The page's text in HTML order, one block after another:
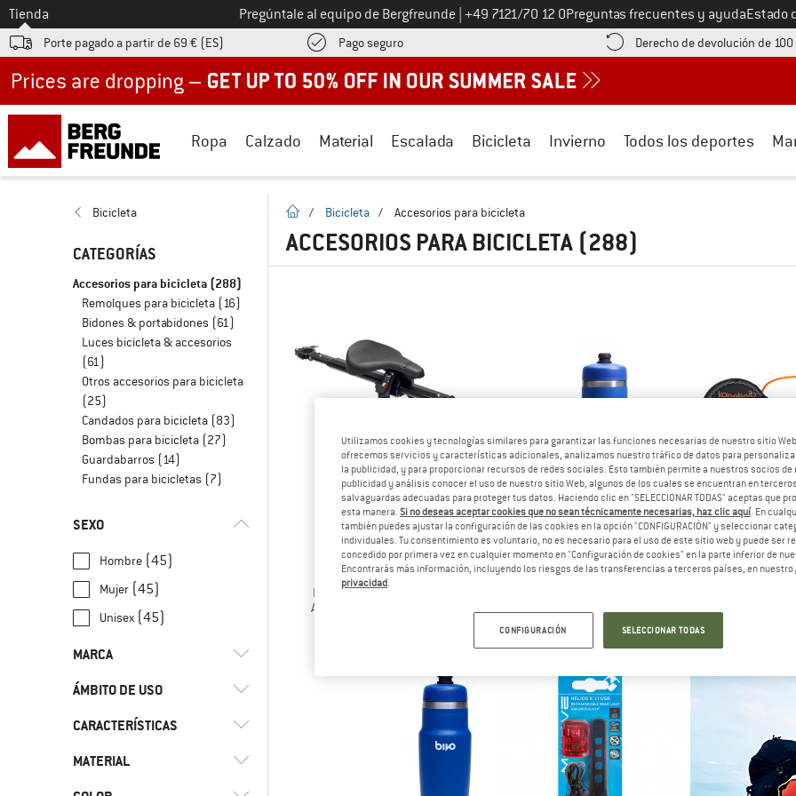
A la
Tienda Pregúntale al equipo de Bergfreunde Llámenos al
+49 7121/70 12 0Preguntas frecuentes y ayudaEstado
Porte pagado a partir de 69 € (ES) Pago seguro¡encuentre información sobre el pago aquí! Se abre en una ventana de
Derecho de devolución de
Ropa Calzado Material Escalada Bicicleta Invierno Todos los deportes
Bicicleta
CATEGORÍAS
Accesorios para bicicleta (288)
Remolques para bicicleta (16)
Bidones & portabidones (61)
Luces bicicleta & accesorios
(61)
Otros accesorios para bicicleta
(25)
Candados para bicicleta (83)
Bombas para bicicleta (27)
Guardabarros (14)
Fundas para bicicletas (7)
SEXO
Hombre (45)
Mujer (45)
Unisex (45)
MARCA
ABUS
ÁMBITO DE USO
Bicicleta de carretera (95)
Bicicleta de grava
CARACTERÍSTICAS
Sin BPA
sin BPS
MATERIAL
la pagina de inicio
/ Bicicleta / Accesorios para bicicleta
ACCESORIOS PARA BICICLETA (288)
KIDS RIDE SHOTGUN
Pro 2.0 MTB Front Kindersitz
Asiento infantil para bicicleta
BIVO
5,0(1)
Utilizamos cookies y tecnologías similares para garantizar las funciones necesarias de nuestro sitio
ofrecemos servicios y características adicionales, analizamos nuestro tráfico de datos para
la publicidad, y para proporcionar recursos de redes sociales. Esto también permite a nuestros socios de
publicidad y análisis conocer el uso de nuestro sitio Web, algunos de los cuales se encuentran en
salvaguardas adecuadas para proteger tus datos. Haciendo clic en "SELECCIONAR TODAS" aceptas que
esta manera. Si no deseas aceptar cookies que no sean técnicamente necesarias, haz clic aquí. En
también puedes ajustar la configuración de las cookies en la opción "CONFIGURACIÓN" y seleccionar
individuales. Tu consentimiento es voluntario, no es necesario para el uso de este sitio web y puede ser
concedido por primera vez en cualquier momento en "Configuración de cookies" en la parte inferior de
Encontrarás más información, incluyendo los riesgos de las transferencias a terceros países, en nuestro
privacidad.
CONFIGURACIÓN SELECCIONAR TODAS